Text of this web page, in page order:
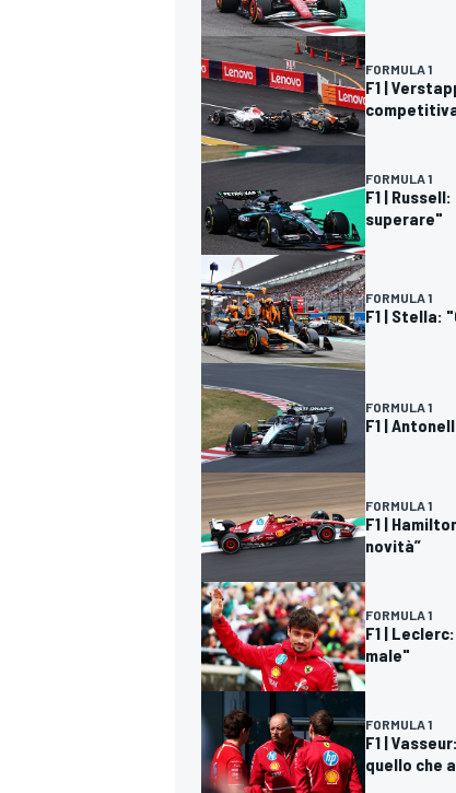
RALLY
FORMULA 1
F1 |
FORMULA 1
F1 |
superare"
FORMULA 1
F1 | Stella:
FORMULA 1
F1 |
FORMULA 1
F1 |
novità”
FORMULA 1
F1 |
male"
FORMULA 1
F1 |
quello che